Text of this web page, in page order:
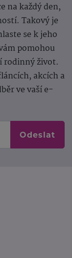
na každý den,
Takový je
se k jeho
pomohou
rodinný život.
akcích a
ve vaší e-
Odeslat